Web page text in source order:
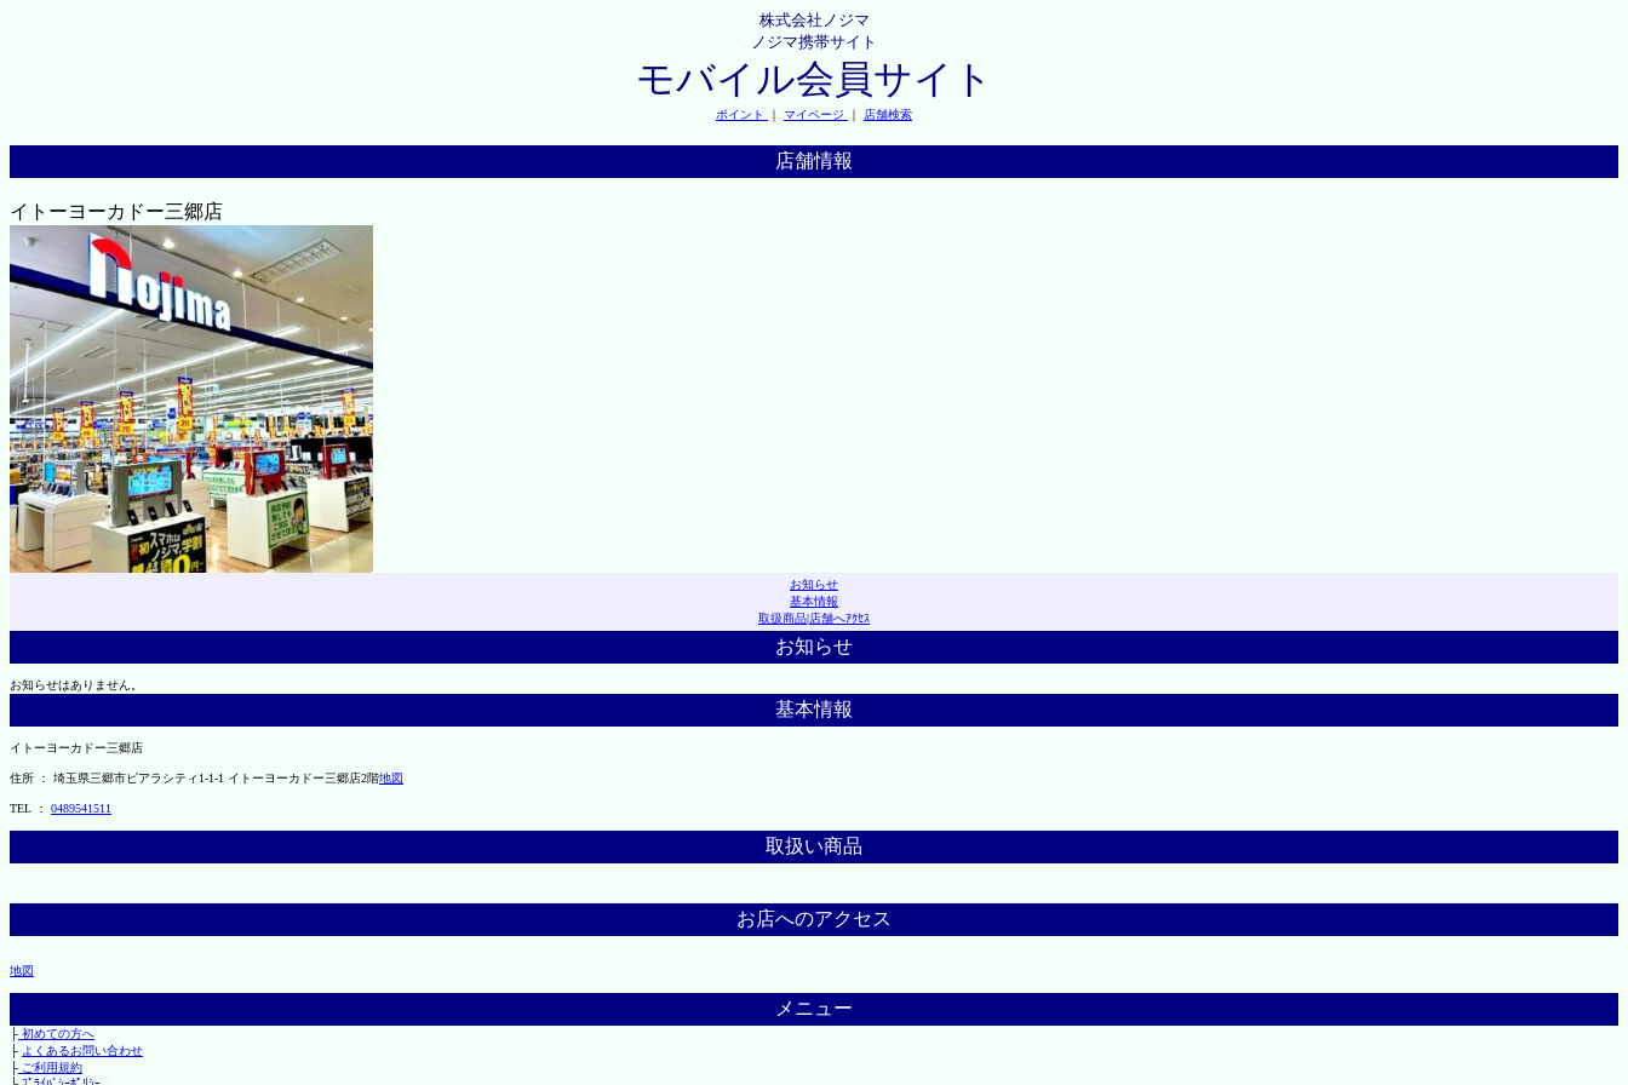
株式会社ノジマ
ノジマ携帯サイト
モバイル会員サイト
ポイント ｜ マイページ ｜ 店舗検索
店舗情報
イトーヨーカドー三郷店
お知らせ
基本情報
取扱商品|店舗へｱｸｾｽ
お知らせ
お知らせはありません。
基本情報
イトーヨーカドー三郷店
住所 ： 埼玉県三郷市ピアラシティ1-1-1 イトーヨーカドー三郷店2階地図
TEL ： 0489541511
取扱い商品
お店へのアクセス
地図
メニュー
├初めての方へ
├ よくあるお問い合わせ
├ご利用規約